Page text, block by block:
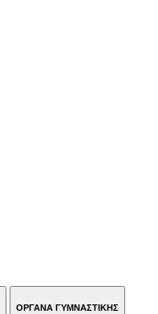
ΟΡΓΑΝΑ ΓΥΜΝΑΣΤΙΚΗΣ